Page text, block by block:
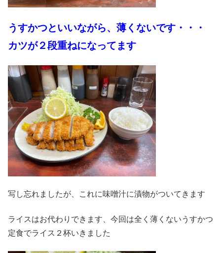
うすかつといいながら、薄くないです・・・
カツが２段重ねになってます
写し忘れましたが、これに味噌汁に漬物がついてきます
ライスはお代わりできます、今回は全く薄くないうすかつ
定食でライス２杯いきました